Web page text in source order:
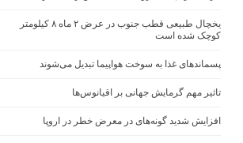
یخچال طبیعی قطب جنوب در عرض ۲ ماه ۸ کیلومتر
کوچک شده است
پسماندهای غذا به سوخت هواپیما تبدیل می‌شوند
تاثیر مهم گرمایش جهانی بر اقیانوس‌ها
افزایش شدید گونه‌های در معرض خطر در اروپا